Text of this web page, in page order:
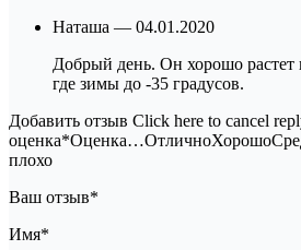
Наташа — 04.01.2020
Добрый день. Он хорошо растет
где зимы до -35 градусов.
Добавить отзыв Click here to cancel
плохо
Ваш отзыв*
Имя*